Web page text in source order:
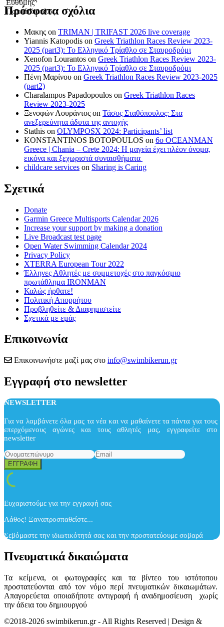
Πρόσφατα σχόλια
Μακης on TRIMAN | TRIFAST 2026 live coverage
Yiannis Katopodis on Greek Triathlon Races Review 2023-
2025 (part3): Το Ελληνικό Τρίαθλο σε Σταυροδρόμι
Xenofon Lourantos on Greek Triathlon Races Review 2023-
2025 (part3): Το Ελληνικό Τρίαθλο σε Σταυροδρόμι
Πένη Μαρίνου on Greek Triathlon Races Review 2023-2025
(part2)
Charalampos Papadopoulos on Greek Triathlon Races
Review 2023-2025
Ξενοφών Λουράντος on Τάσος Σταθόπουλος: Στα
ανεξερεύνητα άδυτα της αντοχής
Stathis on OLYMPOSX 2024: Participants’ list
KONSTANTINOS BOTOPOULOS on 6ο OCEANMAN
Greece | Chania – Crete 2024: Η μαγεία έχει πλέον όνομα,
εικόνα και ξεχωριστά συναισθήματα
childcare services on Sharing is Caring
Σχετικά
Donate
Garmin Greece Multisports Calendar 2026
Increase your support by making a donation
Live Broadcast test page
Open Water Swimming Calendar 2024
Privacy Policy
XTERRA European Tour 2022
Έλληνες Αθλητές με συμμετοχές στο παγκόσμιο
πρωτάθλημα IRONMAN
Καλώς ήρθατε!
Πολιτική Απορρήτου
Προβληθείτε & Διαφημιστείτε
Σχετικά με εμάς
Επικοινωνία
Επικοινωνήστε μαζί μας στο info@swimbikerun.gr
Εγγραφή στο newsletter
NEWSLETTER
Για να λαμβάνετε όλα μας τα νέα και να μαθαίνετε τα πάντα για τους
επερχόμενους αγώνες και τους αθλητές μας, εγγραφείτε στο
newsletter
Ευχαριστούμε για την εγγραφή σας
Λάθος! Ξαναπροσπαθείστε...
Σεβόμαστε την ιδιωτικότητά σας και την προστατεύουμε σοβαρά
Πνευματικά δικαιώματα
Τα κείμενα, οι φωτογραφίες και τα βίντεο του ιστότοπου
προστατεύονται από τον νόμο περί πνευματικών δικαιωμάτων.
Απαγορεύεται οποιαδήποτε αντιγραφή ή αναδημοσίευση χωρίς
την άδεια του δημιουργού
©2018-2026 swimbikerun.gr - All Rights Reserved | Design &